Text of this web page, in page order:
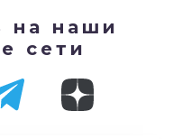
на наши
сети